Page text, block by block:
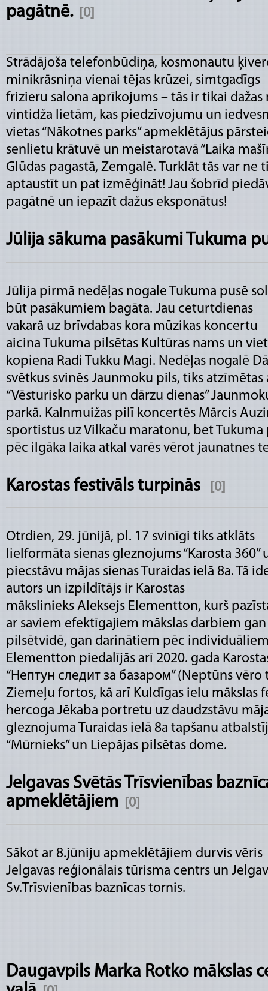
pagātnē.
[0]
Strādājoša telefonbūdiņa, kosmonautu
minikrāsniņa vienai tējas krūzei, simtgadīgs
frizieru salona aprīkojums – tās ir tikai dažas
vintidža lietām, kas piedzīvojumu un
vietas “Nākotnes parks” apmeklētājus
senlietu krātuvē un meistarotavā “Laika
Glūdas pagastā, Zemgalē. Turklāt tās var
aptaustīt un pat izmēģināt! Jau šobrīd
pagātnē un iepazīt dažus eksponātus!
Jūlija sākuma pasākumi Tukuma
Jūlija pirmā nedēļas nogale Tukuma pusē
būt pasākumiem bagāta. Jau ceturtdienas
vakarā uz brīvdabas kora mūzikas koncertu
aicina Tukuma pilsētas Kultūras nams un
kopiena Radi Tukku Magi. Nedēļas nogalē
svētkus svinēs Jaunmoku pils, tiks atzīmētas
“Vēsturisko parku un dārzu dienas”
parkā. Kalnmuižas pilī koncertēs Mārcis
sportistus uz Vilkaču maratonu, bet Tukuma
pēc ilgāka laika atkal varēs vērot jaunatnes
Karostas festivāls turpinās [0]
Otrdien, 29. jūnijā, pl. 17 svinīgi tiks atklāts
lielformāta sienas gleznojums “Karosta 360”
piecstāvu mājas sienas Turaidas ielā 8a. Tā
autors un izpildītājs ir Karostas
mākslinieks Aleksejs Elementton, kurš
ar saviem efektīgajiem mākslas darbiem gan
pilsētvidē, gan darinātiem pēc
Elementton piedalījās arī 2020. gada
“Нептун следит за базаром” (Neptūns
Ziemeļu fortos, kā arī Kuldīgas ielu mākslas
hercoga Jēkaba portretu uz daudzstāvu
gleznojuma Turaidas ielā 8a tapšanu
“Mūrnieks” un Liepājas pilsētas dome.
Jelgavas Svētās Trīsvienības
apmeklētājiem
[0]
Sākot ar 8.jūniju apmeklētājiem durvis vēris
Jelgavas reģionālais tūrisma centrs un
Sv.Trīsvienības baznīcas tornis.
Daugavpils Marka Rotko mākslas